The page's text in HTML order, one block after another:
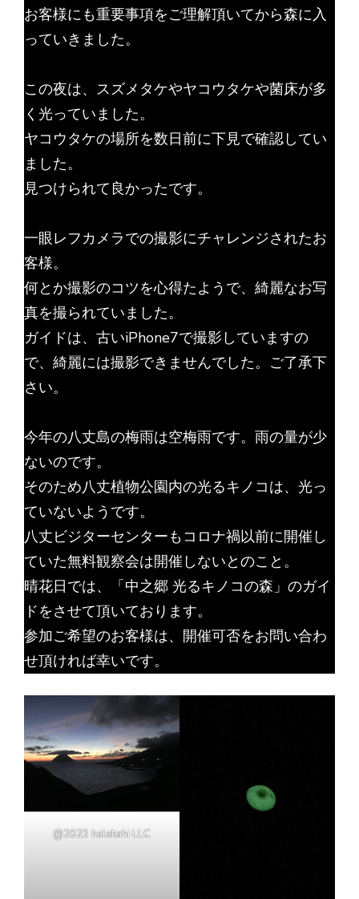
お客様にも重要事項をご理解頂いてから森に入
っていきました。
この夜は、スズメタケやヤコウタケや菌床が多
く光っていました。
ヤコウタケの場所を数日前に下見で確認してい
ました。
見つけられて良かったです。
一眼レフカメラでの撮影にチャレンジされたお
客様。
何とか撮影のコツを心得たようで、綺麗なお写
真を撮られていました。
ガイドは、古いiPhone7で撮影していますの
で、綺麗には撮影できませんでした。ご了承下
さい。
今年の八丈島の梅雨は空梅雨です。雨の量が少
ないのです。
そのため八丈植物公園内の光るキノコは、光っ
ていないようです。
八丈ビジターセンターもコロナ禍以前に開催し
ていた無料観察会は開催しないとのこと。
晴花日では、「中之郷 光るキノコの森」のガイ
ドをさせて頂いております。
参加ご希望のお客様は、開催可否をお問い合わ
せ頂ければ幸いです。
@2023 halekahi LLC